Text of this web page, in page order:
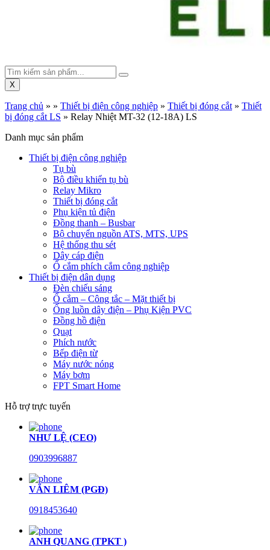
X
Trang chủ » » Thiết bị điện công nghiệp » Thiết bị đóng cắt » Thiết
bị đóng cắt LS » Relay Nhiệt MT-32 (12-18A) LS
Danh mục sản phẩm
Thiết bị điện công nghiệp
Tụ bù
Bộ điều khiển tụ bù
Relay Mikro
Thiết bị đóng cắt
Phụ kiện tủ điện
Đồng thanh – Busbar
Bộ chuyển nguồn ATS, MTS, UPS
Hệ thống thu sét
Dây cáp điện
Ổ cắm phích cắm công nghiệp
Thiết bị điện dân dụng
Đèn chiếu sáng
Ổ cắm – Công tắc – Mặt thiết bị
Ống luồn dây điện – Phụ Kiện PVC
Đồng hồ điện
Quạt
Phích nước
Bếp điện từ
Máy nước nóng
Máy bơm
FPT Smart Home
Hỗ trợ trực tuyến
NHƯ LỆ (CEO)
0903996887
VĂN LIÊM (PGĐ)
0918453640
ANH QUANG (TPKT )